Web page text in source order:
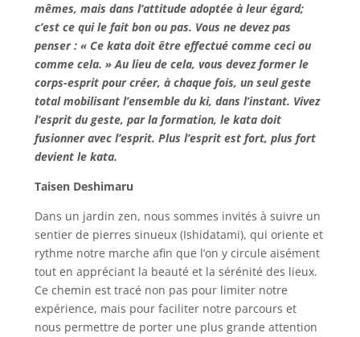
mêmes, mais dans l’attitude adoptée à leur égard;
c’est ce qui le fait bon ou pas. Vous ne devez pas
penser : « Ce kata doit être effectué comme ceci ou
comme cela. » Au lieu de cela, vous devez former le
corps-esprit pour créer, à chaque fois, un seul geste
total mobilisant l’ensemble du ki, dans l’instant. Vivez
l’esprit du geste, par la formation, le kata doit
fusionner avec l’esprit. Plus l’esprit est fort, plus fort
devient le kata.
Taisen Deshimaru
Dans un jardin zen, nous sommes invités à suivre un
sentier de pierres sinueux (Ishidatami), qui oriente et
rythme notre marche afin que l’on y circule aisément
tout en appréciant la beauté et la sérénité des lieux.
Ce chemin est tracé non pas pour limiter notre
expérience, mais pour faciliter notre parcours et
nous permettre de porter une plus grande attention